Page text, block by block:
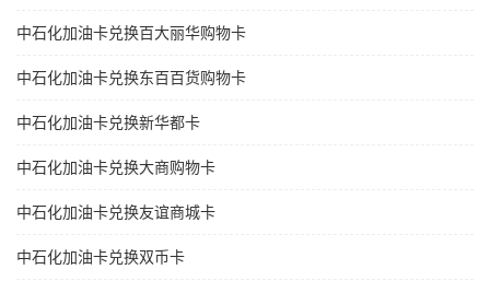
中石化加油卡兑换百大丽华购物卡
中石化加油卡兑换东百百货购物卡
中石化加油卡兑换新华都卡
中石化加油卡兑换大商购物卡
中石化加油卡兑换友谊商城卡
中石化加油卡兑换双币卡